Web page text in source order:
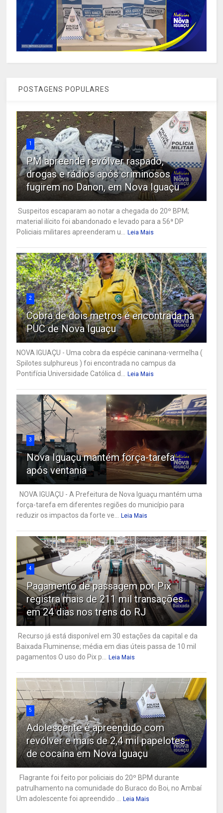
POSTAGENS POPULARES
1
PM apreende revólver raspado,
drogas e rádios após criminosos
fugirem no Danon, em Nova Iguaçu
Suspeitos escaparam ao notar a chegada do 20º BPM;
material ilícito foi abandonado e levado para a 56ª DP
Policiais militares apreenderam u...
Leia Mais
2
Cobra de dois metros é encontrada na
PUC de Nova Iguaçu
NOVA IGUAÇU - Uma cobra da espécie caninana-vermelha (
Spilotes sulphureus ) foi encontrada no campus da
Pontifícia Universidade Católica d...
Leia Mais
3
Nova Iguaçu mantém força-tarefa
após ventania
NOVA IGUAÇU - A Prefeitura de Nova Iguaçu mantém uma
força-tarefa em diferentes regiões do município para
reduzir os impactos da forte ve...
Leia Mais
4
Pagamento de passagem por Pix
registra mais de 211 mil transações
em 24 dias nos trens do RJ
Recurso já está disponível em 30 estações da capital e da
Baixada Fluminense; média em dias úteis passa de 10 mil
pagamentos O uso do Pix p...
Leia Mais
5
Adolescente é apreendido com
revólver e mais de 2,4 mil papelotes
de cocaína em Nova Iguaçu
Flagrante foi feito por policiais do 20º BPM durante
patrulhamento na comunidade do Buraco do Boi, no Ambaí
Um adolescente foi apreendido ...
Leia Mais